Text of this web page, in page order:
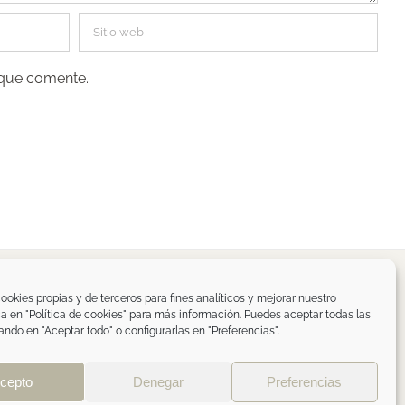
propias y de terceros para fines analíticos y mejorar nuestro
en "Política de cookies" para más información. Puedes aceptar todas las
en "Aceptar todo" o configurarlas en "Preferencias".
Denegar Preferencias
comente.
privacidad RRSS ÁREA PROFESIONAL